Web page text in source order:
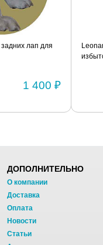
лап для
1 400 ₽
ДОПОЛНИТЕЛЬНО
О компании
Доставка
Оплата
Новости
Статьи